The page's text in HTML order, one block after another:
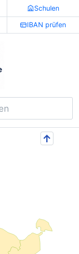
Schulen
IBAN prüfen
↑